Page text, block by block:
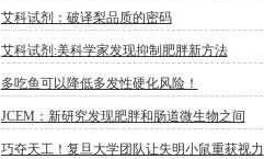
艾科试剂：破译梨品质的密码
艾科试剂:美科学家发现抑制肥胖新方法
多吃鱼可以降低多发性硬化风险！
JCEM：新研究发现肥胖和肠道微生物之间
巧夺天工！复旦大学团队让失明小鼠重获视力